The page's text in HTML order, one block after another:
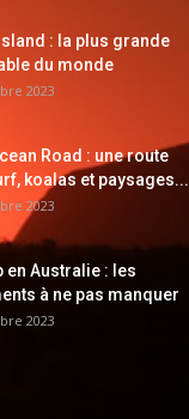
: la plus grande
du monde
2023
Road : une route
koalas et paysages...
2023
en Australie : les
à ne pas manquer
2023